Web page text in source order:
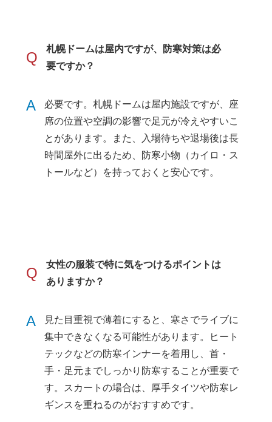
Q
札幌ドームは屋内ですが、防寒対策は必
要ですか？
A
必要です。札幌ドームは屋内施設ですが、座
席の位置や空調の影響で足元が冷えやすいこ
とがあります。また、入場待ちや退場後は長
時間屋外に出るため、防寒小物（カイロ・ス
トールなど）を持っておくと安心です。
Q
女性の服装で特に気をつけるポイントは
ありますか？
A
見た目重視で薄着にすると、寒さでライブに
集中できなくなる可能性があります。ヒート
テックなどの防寒インナーを着用し、首・
手・足元までしっかり防寒することが重要で
す。スカートの場合は、厚手タイツや防寒レ
ギンスを重ねるのがおすすめです。